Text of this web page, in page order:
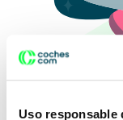
Uso responsable